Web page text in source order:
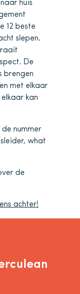
naar huis
12 beste
slepen.
De
brengen
met elkaar
kan
nummer
what
de
achter!